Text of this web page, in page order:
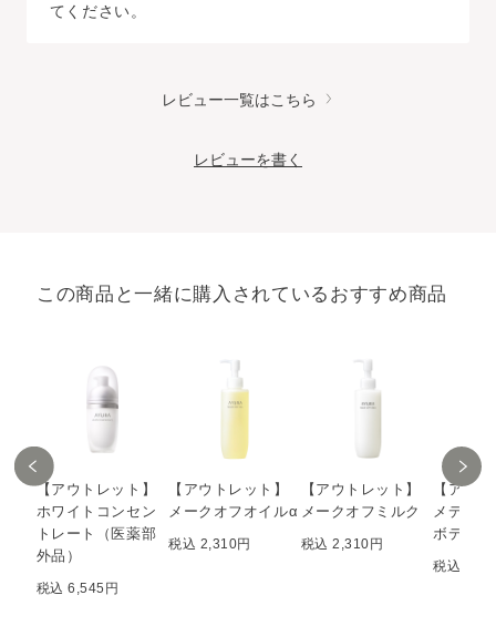
てください。
レビュー一覧はこちら
レビューを書く
この商品と一緒に購入されているおすすめ商品
【アウトレット】
ホワイトコンセン
トレート（医薬部
外品）
税込 6,545円
【アウトレット】
メークオフオイルα
税込 2,310円
【アウトレット】
メークオフミルク
税込 2,310円
【アウ
メディ
ボディミ
税込